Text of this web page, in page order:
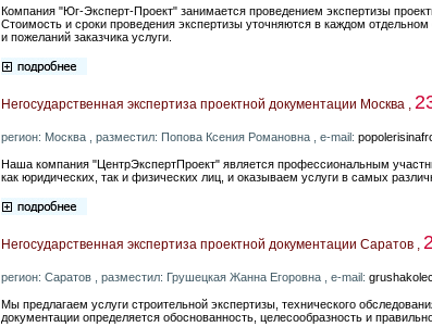
Компания "Юг-Эксперт-Проект" занимается проведением экспертизы
Стоимость и сроки проведения экспертизы уточняются в каждом
и пожеланий заказчика услуги.
Негосударственная экспертиза проектной документации Москва ,
регион: Москва , разместил: Попова Ксения Романовна , e-mail:
Наша компания "ЦентрЭкспертПроект" является профессиональным
как юридических, так и физических лиц, и оказываем услуги в самых
Негосударственная экспертиза проектной документации Саратов ,
регион: Саратов , разместил: Грушецкая Жанна Егоровна , e-mail:
Мы предлагаем услуги строительной экспертизы, технического
документации определяется обоснованность, целесообразность и